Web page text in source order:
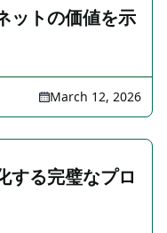
ットの価値を示
March 12, 2026
する完璧なプロ